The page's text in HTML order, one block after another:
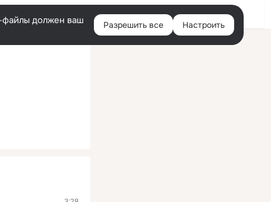
Войти
файлы должен ваш
Разрешить все Настроить